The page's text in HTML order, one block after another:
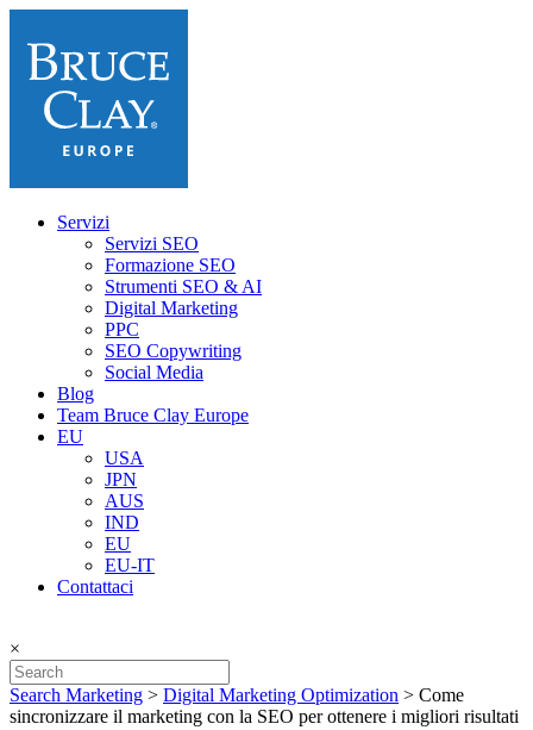
Servizi
Servizi SEO
Formazione SEO
Strumenti SEO & AI
Digital Marketing
PPC
SEO Copywriting
Social Media
Blog
Team Bruce Clay Europe
EU
USA
JPN
AUS
IND
EU
EU-IT
Contattaci
×
Search Marketing > Digital Marketing Optimization > Come
sincronizzare il marketing con la SEO per ottenere i migliori risultati